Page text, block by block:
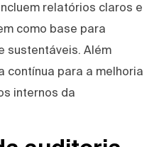
relatórios claros e
como base para
sustentáveis. Além
contínua para a melhoria
internos da